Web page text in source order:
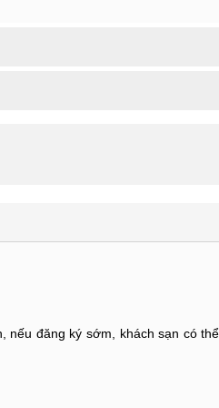
nếu đăng ký sớm, khách sạn có